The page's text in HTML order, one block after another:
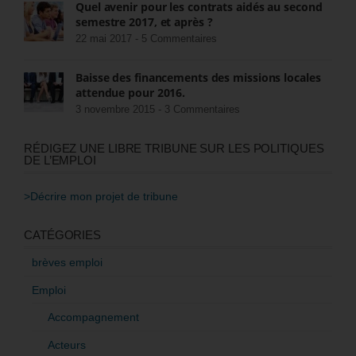
Quel avenir pour les contrats aidés au second
semestre 2017, et après ?
22 mai 2017 - 5 Commentaires
Baisse des financements des missions locales
attendue pour 2016.
3 novembre 2015 - 3 Commentaires
RÉDIGEZ UNE LIBRE TRIBUNE SUR LES POLITIQUES
DE L’EMPLOI
>Décrire mon projet de tribune
CATÉGORIES
brèves emploi
Emploi
Accompagnement
Acteurs